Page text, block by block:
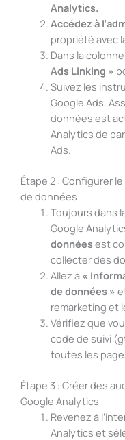
Analytics.
Accédez à
propriété avec
Dans la
Ads Linking »
Suivez les
Google Ads.
données est
Analytics de
Ads.
Étape 2 : Configurer
de données
Toujours dans
Google
donnéesest
collecter des
Allez à «
de données »
remarketing et
Vérifiez que
code de suivi
toutes les
Étape 3 : Créer des
Google Analytics
Revenez à
Analytics et